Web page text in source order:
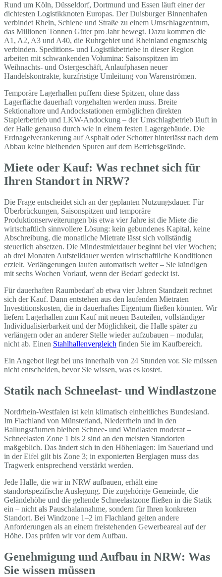
Rund um Köln, Düsseldorf, Dortmund und Essen läuft einer der
dichtesten Logistikknoten Europas. Der Duisburger Binnenhafen
verbindet Rhein, Schiene und Straße zu einem Umschlagzentrum,
das Millionen Tonnen Güter pro Jahr bewegt. Dazu kommen die
A1, A2, A3 und A40, die Ruhrgebiet und Rheinland engmaschig
verbinden. Speditions- und Logistikbetriebe in dieser Region
arbeiten mit schwankenden Volumina: Saisonspitzen im
Weihnachts- und Ostergeschäft, Anlaufphasen neuer
Handelskontrakte, kurzfristige Umleitung von Warenströmen.
Temporäre Lagerhallen puffern diese Spitzen, ohne dass
Lagerfläche dauerhaft vorgehalten werden muss. Breite
Sektionaltore und Andockstationen ermöglichen direkten
Staplerbetrieb und LKW-Andockung – der Umschlagbetrieb läuft in
der Halle genauso durch wie in einem festen Lagergebäude. Die
Erdnagelverankerung auf Asphalt oder Schotter hinterlässt nach dem
Abbau keine bleibenden Spuren auf dem Betriebsgelände.
Miete oder Kauf: Was rechnet sich für
Ihren Standort in NRW?
Die Frage entscheidet sich an der geplanten Nutzungsdauer. Für
Überbrückungen, Saisonspitzen und temporäre
Produktionserweiterungen bis etwa vier Jahre ist die Miete die
wirtschaftlich sinnvollere Lösung: kein gebundenes Kapital, keine
Abschreibung, die monatliche Mietrate lässt sich vollständig
steuerlich absetzen. Die Mindestmietdauer beginnt bei vier Wochen;
ab drei Monaten Aufstelldauer werden wirtschaftliche Konditionen
erzielt. Verlängerungen laufen automatisch weiter – Sie kündigen
mit sechs Wochen Vorlauf, wenn der Bedarf gedeckt ist.
Für dauerhaften Raumbedarf ab etwa vier Jahren Standzeit rechnet
sich der Kauf. Dann entstehen aus den laufenden Mietraten
Investitionskosten, die in dauerhaftes Eigentum fließen könnten. Wir
liefern Lagerhallen zum Kauf mit neuen Bauteilen, vollständiger
Individualisierbarkeit und der Möglichkeit, die Halle später zu
verlängern oder an anderer Stelle wieder aufzubauen – modular,
nicht ab. Einen Stahlhallenvergleich finden Sie im Kaufbereich.
Ein Angebot liegt bei uns innerhalb von 24 Stunden vor. Sie müssen
nicht entscheiden, bevor Sie wissen, was es kostet.
Statik nach Schneelast- und Windlastzone
Nordrhein-Westfalen ist kein klimatisch einheitliches Bundesland.
Im Flachland von Münsterland, Niederrhein und in den
Ballungsräumen bleiben Schnee- und Windlasten moderat –
Schneelasten Zone 1 bis 2 sind an den meisten Standorten
maßgeblich. Das ändert sich in den Höhenlagen: Im Sauerland und
in der Eifel gilt bis Zone 3; in exponierten Berglagen muss das
Tragwerk entsprechend verstärkt werden.
Jede Halle, die wir in NRW aufbauen, erhält eine
standortspezifische Auslegung. Die zugehörige Gemeinde, die
Geländehöhe und die geltende Schneelastzone fließen in die Statik
ein – nicht als Pauschalannahme, sondern für Ihren konkreten
Standort. Bei Windzone 1–2 im Flachland gelten andere
Anforderungen als an einem freistehenden Gewerbeareal auf der
Höhe. Das prüfen wir vor dem Aufbau.
Genehmigung und Aufbau in NRW: Was
Sie wissen müssen